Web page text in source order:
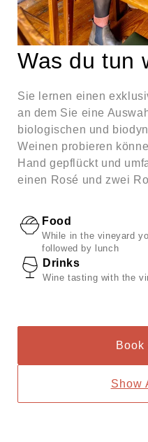
Was du tun
Sie lernen einen
an dem Sie eine
biologischen und
Weinen probieren
Hand gepflückt und
einen Rosé und zwei
Food
While in the vineyard
followed by lunch
Drinks
Wine tasting with the
Book
Show